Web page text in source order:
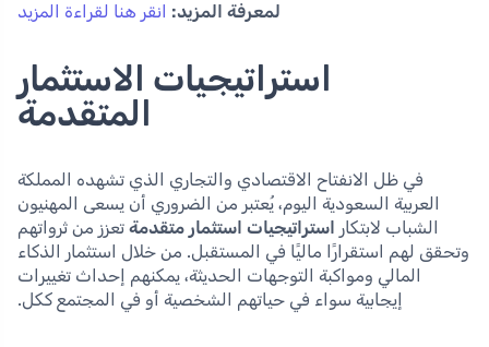
لمعرفة المزيد: انقر هنا لقراءة المزيد
استراتيجيات الاستثمار
المتقدمة
في ظل الانفتاح الاقتصادي والتجاري الذي تشهده المملكة
العربية السعودية اليوم، يُعتبر من الضروري أن يسعى المهنيون
الشباب لابتكار استراتيجيات استثمار متقدمة تعزز من ثرواتهم
وتحقق لهم استقرارًا ماليًا في المستقبل. من خلال استثمار الذكاء
المالي ومواكبة التوجهات الحديثة، يمكنهم إحداث تغييرات
إيجابية سواء في حياتهم الشخصية أو في المجتمع ككل.